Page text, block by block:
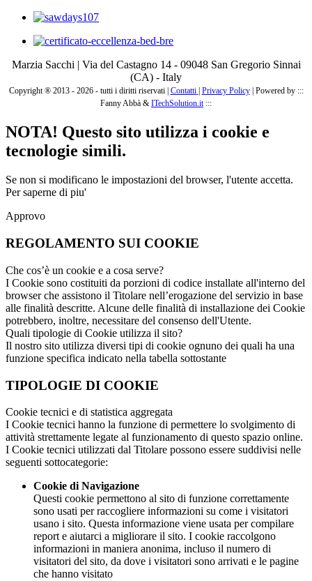
Marzia Sacchi | Via del Castagno 14 - 09048 San Gregorio Sinnai
(CA) - Italy
Copyright ® 2013 - 2026 - tutti i diritti riservati | Contatti | Privacy Policy| Powered by :::
Fanny Abbà & ITechSolution.it :::
NOTA! Questo sito utilizza i cookie e
tecnologie simili.
Se non si modificano le impostazioni del browser, l'utente accetta.
Per saperne di piu'
Approvo
REGOLAMENTO SUI COOKIE
Che cos’è un cookie e a cosa serve?
I Cookie sono costituiti da porzioni di codice installate all'interno del
browser che assistono il Titolare nell’erogazione del servizio in base
alle finalità descritte. Alcune delle finalità di installazione dei Cookie
potrebbero, inoltre, necessitare del consenso dell'Utente.
Quali tipologie di Cookie utilizza il sito?
Il nostro sito utilizza diversi tipi di cookie ognuno dei quali ha una
funzione specifica indicato nella tabella sottostante
TIPOLOGIE DI COOKIE
Cookie tecnici e di statistica aggregata
I Cookie tecnici hanno la funzione di permettere lo svolgimento di
attività strettamente legate al funzionamento di questo spazio online.
I Cookie tecnici utilizzati dal Titolare possono essere suddivisi nelle
seguenti sottocategorie:
Cookie di Navigazione
Questi cookie permettono al sito di funzione correttamente
sono usati per raccogliere informazioni su come i visitatori
usano i sito. Questa informazione viene usata per compilare
report e aiutarci a migliorare il sito. I cookie raccolgono
informazioni in maniera anonima, incluso il numero di
visitatori del sito, da dove i visitatori sono arrivati e le pagine
che hanno visitato